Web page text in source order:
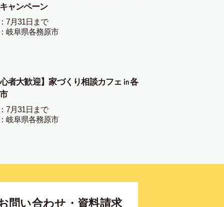
ャンペーン
7月31日まで
岐阜県各務原市
心者大歓迎】家づくり相談カフェ㏌各
7月31日まで
岐阜県各務原市
問い合わせ・資料請求